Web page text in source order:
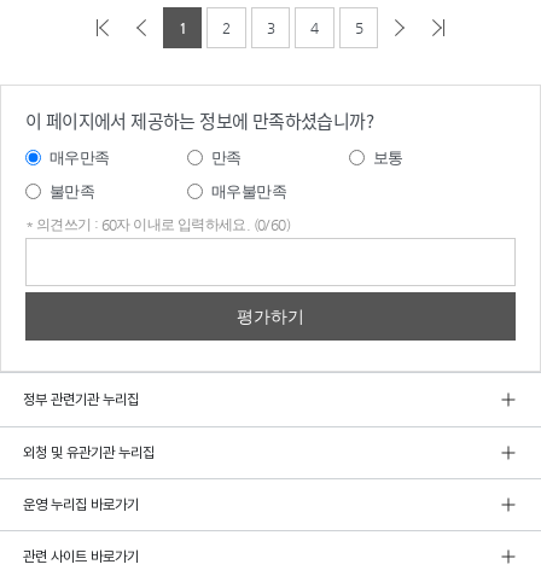
1 2 3 4 5
이 페이지에서 제공하는 정보에 만족하셨습니까?
매우만족 만족
보통
불만족
매우불만족
* 의견쓰기 : 60자 이내로 입력하세요. (0/60)
정부 관련기관 누리집
외청 및 유관기관 누리집
운영 누리집 바로가기
관련 사이트 바로가기